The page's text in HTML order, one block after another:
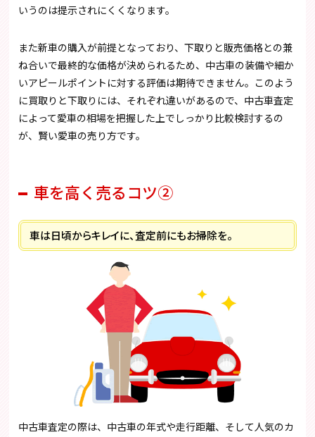
いうのは提示されにくくなります。
また新車の購入が前提となっており、下取りと販売価格との兼
ね合いで最終的な価格が決められるため、中古車の装備や細か
いアピールポイントに対する評価は期待できません。このよう
に買取りと下取りには、それぞれ違いがあるので、中古車査定
によって愛車の相場を把握した上でしっかり比較検討するの
が、賢い愛車の売り方です。
車を高く売るコツ②
車は日頃からキレイに、査定前にもお掃除を。
中古車査定の際は、中古車の年式や走行距離、そして人気のカ